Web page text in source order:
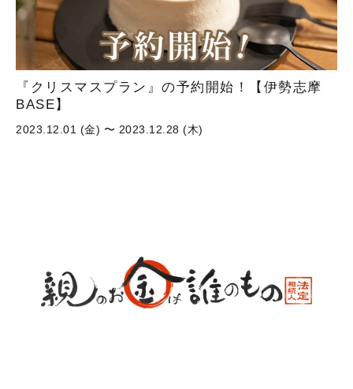
『クリスマスプラン』の予約開始！【伊勢志摩
BASE】
2023.12.01 (金) 〜 2023.12.28 (木)